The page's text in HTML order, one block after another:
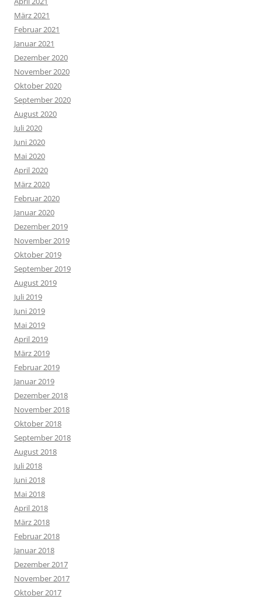
März 2021
Februar 2021
Januar 2021
Dezember 2020
November 2020
Oktober 2020
September 2020
August 2020
Juli 2020
Juni 2020
Mai 2020
April 2020
März 2020
Februar 2020
Januar 2020
Dezember 2019
November 2019
Oktober 2019
September 2019
August 2019
Juli 2019
Juni 2019
Mai 2019
April 2019
März 2019
Februar 2019
Januar 2019
Dezember 2018
November 2018
Oktober 2018
September 2018
August 2018
Juli 2018
Juni 2018
Mai 2018
April 2018
März 2018
Februar 2018
Januar 2018
Dezember 2017
November 2017
Oktober 2017